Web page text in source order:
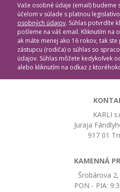
Vaše osobné údaje (email) budeme
účelom v súlade s platnou
osobných údajov. Súhlas potvrdíte
pošleme na váš email. Kliknutím na
ak máte menej ako 16 rokov, tak
zástupcu (rodiča) o súhlas so
údajov. Súhlas môžete kedykoľvek
alebo kliknutím na odkaz z
KARLI
Juraja
917 01
KAMENNÁ
Šrobárova
PON - PIA: